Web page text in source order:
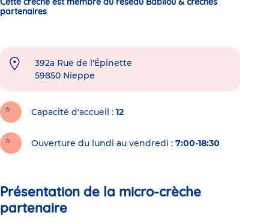
partenaires
392a Rue de l'Épinette
59850 Nieppe
Capacité d'accueil 12
Ouverture du lundi au vendredi : 7:00-18:30
Présentation de la micro-crèche
partenaire